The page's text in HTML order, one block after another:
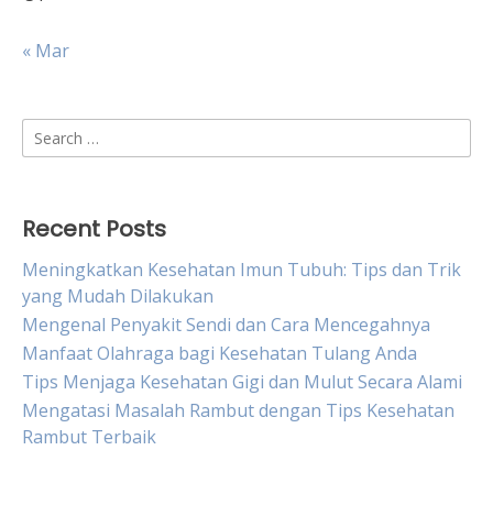
« Mar
Search
for:
Recent Posts
Meningkatkan Kesehatan Imun Tubuh: Tips dan Trik
yang Mudah Dilakukan
Mengenal Penyakit Sendi dan Cara Mencegahnya
Manfaat Olahraga bagi Kesehatan Tulang Anda
Tips Menjaga Kesehatan Gigi dan Mulut Secara Alami
Mengatasi Masalah Rambut dengan Tips Kesehatan
Rambut Terbaik